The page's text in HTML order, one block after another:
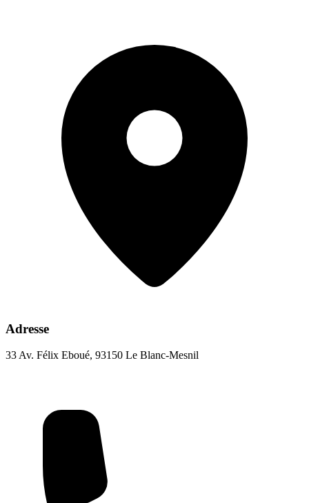
Adresse
33 Av. Félix Eboué, 93150 Le Blanc-Mesnil